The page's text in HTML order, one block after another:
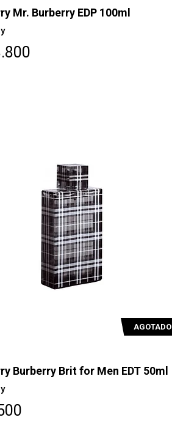
Mr. Burberry EDP 100ml
AGOTADO
Burberry Brit for Men EDT 50ml